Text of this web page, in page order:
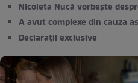
Nicoleta Nucă vorbește
A avut complexe din cauza
Declarații exclusive